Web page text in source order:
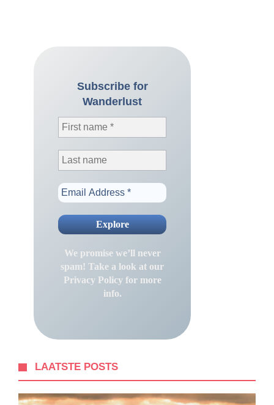
Subscribe for
Wanderlust
We promise we’ll never
spam! Take a look at our
Privacy Policyfor more
info.
LAATSTE POSTS